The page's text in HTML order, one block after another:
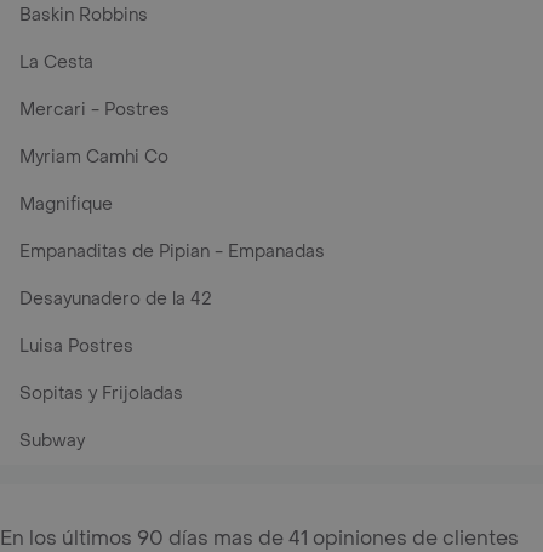
Baskin Robbins
La Cesta
Mercari - Postres
Myriam Camhi Co
Magnifique
Empanaditas de Pipian - Empanadas
Desayunadero de la 42
Luisa Postres
Sopitas y Frijoladas
Subway
En los últimos 90 días mas de 41 opiniones de clientes